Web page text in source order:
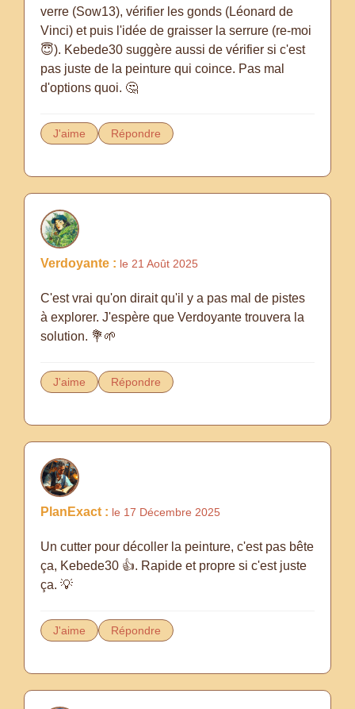
verre (Sow13), vérifier les gonds (Léonard de
Vinci) et puis l'idée de graisser la serrure (re-moi
😇). Kebede30 suggère aussi de vérifier si c'est
pas juste de la peinture qui coince. Pas mal
d'options quoi. 🤔
J'aime Répondre
Verdoyante : le 21 Août 2025
C'est vrai qu'on dirait qu'il y a pas mal de pistes
à explorer. J'espère que Verdoyante trouvera la
solution. 💐🌱
J'aime Répondre
PlanExact : le 17 Décembre 2025
Un cutter pour décoller la peinture, c'est pas bête
ça, Kebede30 👍. Rapide et propre si c'est juste
ça. 💡
J'aime Répondre